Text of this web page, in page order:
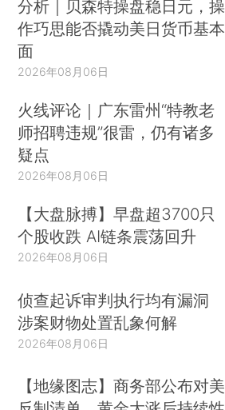
分析｜贝森特操盘稳日元，操
作巧思能否撬动美日货币基本
面
2026年08月06日
火线评论｜广东雷州“特教老
师招聘违规”很雷，仍有诸多
疑点
2026年08月06日
【大盘脉搏】早盘超3700只
个股收跌 AI链条震荡回升
2026年08月06日
侦查起诉审判执行均有漏洞
涉案财物处置乱象何解
2026年08月06日
【地缘图志】商务部公布对美